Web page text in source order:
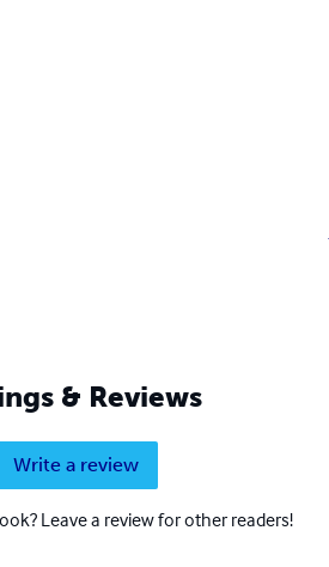
& Reviews
Write a review
Leave a review for other readers!